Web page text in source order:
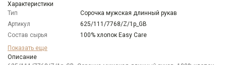
Характеристики
Тип
Сорочка мужская длинный рукав
Артикул
625/111/7768/Z/1p_GB
Состав сырья
100% хлопок Easy Care
Бренд
Модель
Показать еще
Описание